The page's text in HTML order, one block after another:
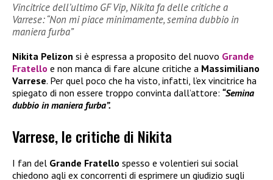
Vincitrice dell’ultimo GF Vip, Nikita fa delle critiche a
Varrese: “Non mi piace minimamente, semina dubbio in
maniera furba”
Nikita Pelizon si è espressa a proposito del nuovo Grande
Fratello e non manca di fare alcune critiche a Massimiliano
Varrese. Per quel poco che ha visto, infatti, l’ex vincitrice ha
spiegato di non essere troppo convinta dall’attore: “Semina
dubbio in maniera furba”.
Varrese, le critiche di Nikita
I fan del Grande Fratello spesso e volentieri sui social
chiedono agli ex concorrenti di esprimere un giudizio sugli